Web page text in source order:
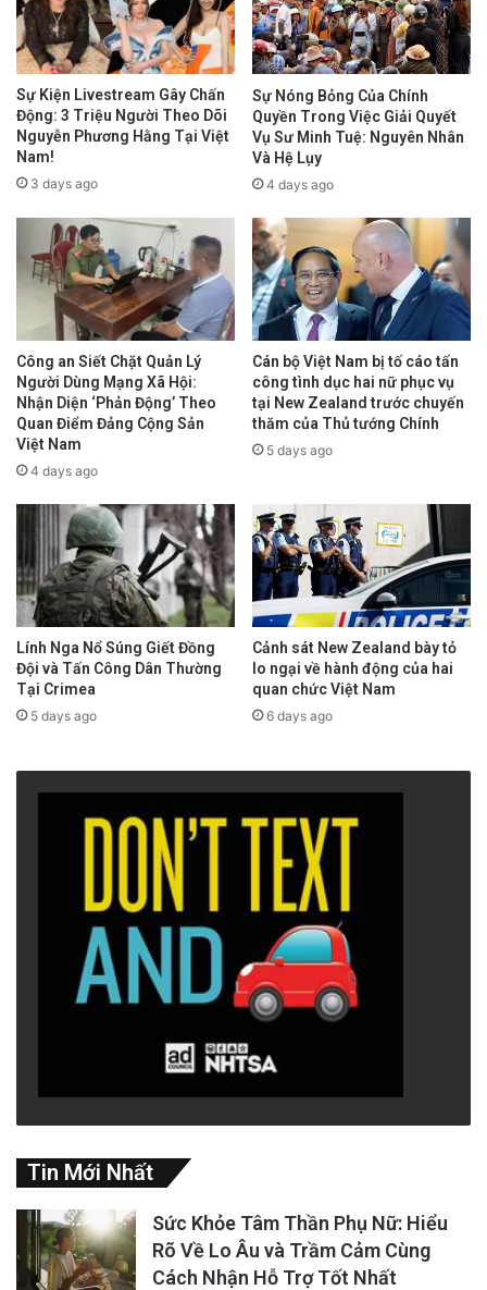
Sự Kiện Livestream Gây Chấn
Động: 3 Triệu Người Theo Dõi
Nguyễn Phương Hằng Tại Việt
Nam!
3 days ago
Sự Nóng Bỏng Của Chính
Quyền Trong Việc Giải Quyết
Vụ Sư Minh Tuệ: Nguyên Nhân
Và Hệ Lụy
4 days ago
Công an Siết Chặt Quản Lý
Người Dùng Mạng Xã Hội:
Nhận Diện ‘Phản Động’ Theo
Quan Điểm Đảng Cộng Sản
Việt Nam
4 days ago
Cán bộ Việt Nam bị tố cáo tấn
công tình dục hai nữ phục vụ
tại New Zealand trước chuyến
thăm của Thủ tướng Chính
5 days ago
Lính Nga Nổ Súng Giết Đồng
Đội và Tấn Công Dân Thường
Tại Crimea
5 days ago
Cảnh sát New Zealand bày tỏ
lo ngại về hành động của hai
quan chức Việt Nam
6 days ago
Tin Mới Nhất
Sức Khỏe Tâm Thần Phụ Nữ: Hiểu
Rõ Về Lo Âu và Trầm Cảm Cùng
Cách Nhận Hỗ Trợ Tốt Nhất